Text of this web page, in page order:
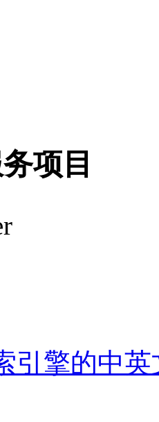
项目
引擎的中